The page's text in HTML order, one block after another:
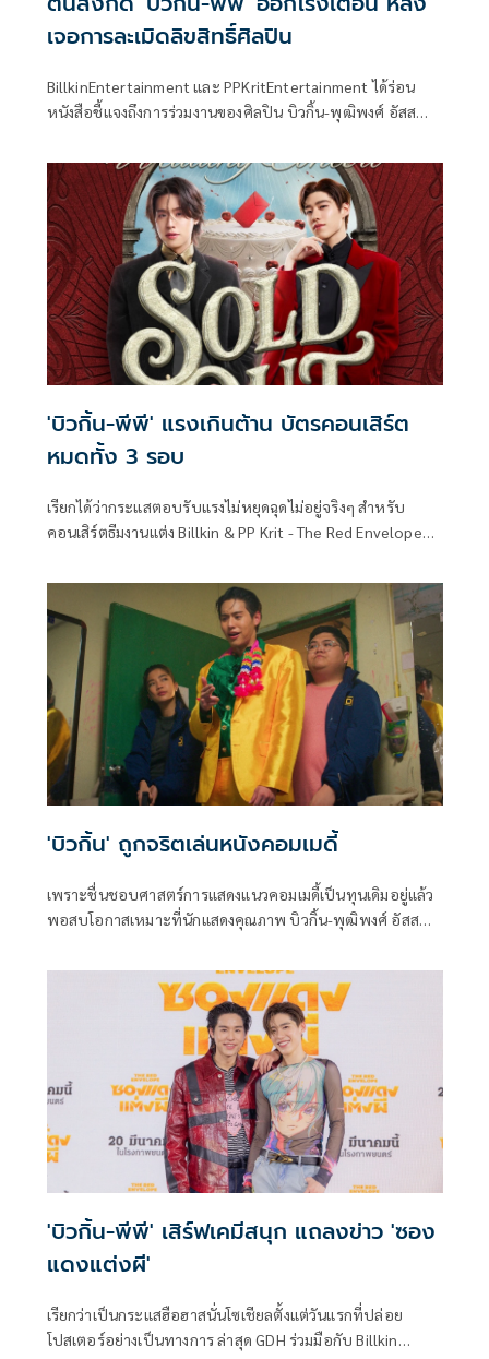
เจอการละเมิดลิขสิทธิ์ศิลปิน
BillkinEntertainment และ PPKritEntertainment ได้ร่อน
หนังสือชี้แจงถึงการร่วมงานของศิลปิน บิวกิ้น-พุฒิพงศ์ อัสส
Thailand แต่กลับมีหน่วยงานหรือบุคคลอื่นได้นำภาพและชื่อ
ของศิลปินไปใช้ในการทำกิจกรรมทางการตลาด โดยไม่ได้รับอนุ
ญาติ ถือเป็นการละเมิดลิขสิทธิ์ศิลปินและก่อให้เกิดความเสีย
หาย โดยมีใจความว่า
'บิวกิ้น-พีพี' แรงเกินต้าน บัตรคอนเสิร์ต
หมดทั้ง 3 รอบ
เรียกได้ว่ากระแสตอบรับแรงไม่หยุดฉุดไม่อยู่จริงๆ สำหรับ
คอนเสิร์ตธีมงานแต่ง Billkin & PP Krit - The Red Envelope
พงศ์ อัสสรัตนกุล และ พีพี-กฤษฏ์ อำนวยเดชกร ที่ฟีดแบ็กมา
แรงเกินต้าน
'บิวกิ้น' ถูกจริตเล่นหนังคอมเมดี้
เพราะชื่นชอบศาสตร์การแสดงแนวคอมเมดี้เป็นทุนเดิมอยู่แล้ว
พอสบโอกาสเหมาะที่นักแสดงคุณภาพ บิวกิ้น-พุฒิพงศ์ อัสส
ฟอร์มยักษ์ ซองแดงแต่งผี จากค่ายหนัง GDH ที่ร่วมมือกับ
Billkin Entertainment และ PP Krit Entertainment ก็ทำเอา
เจ้าตัวแฮปปี้สุดๆ ทุ่มเทเตรียมตัวทำการบ้านอย่างหนัก เพื่อ
ความสมจริงของตัวละคร พร้อมการันตีบทดีเน้นเสิร์ฟความสนุก
'บิวกิ้น-พีพี' เสิร์ฟเคมีสนุก แถลงข่าว 'ซอง
แดงแต่งผี'
เรียกว่าเป็นกระแสฮือฮาสนั่นโซเชียลตั้งแต่วันแรกที่ปล่อย
โปสเตอร์อย่างเป็นทางการ ล่าสุด GDH ร่วมมือกับ Billkin